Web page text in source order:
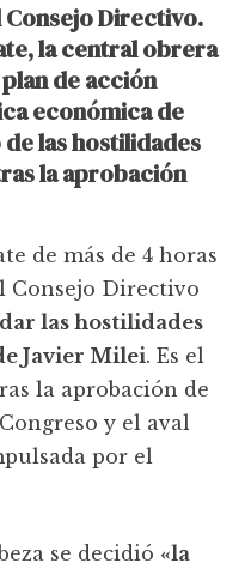
Consejo Directivo.
la central obrera
de acción
económica de
las hostilidades
la aprobación
de más de 4 horas
Consejo Directivo
las hostilidades
Javier Milei. Es el
la aprobación de
y el aval
por el
se decidió «la